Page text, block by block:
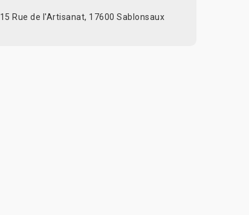
15 Rue de l'Artisanat, 17600 Sablonsaux